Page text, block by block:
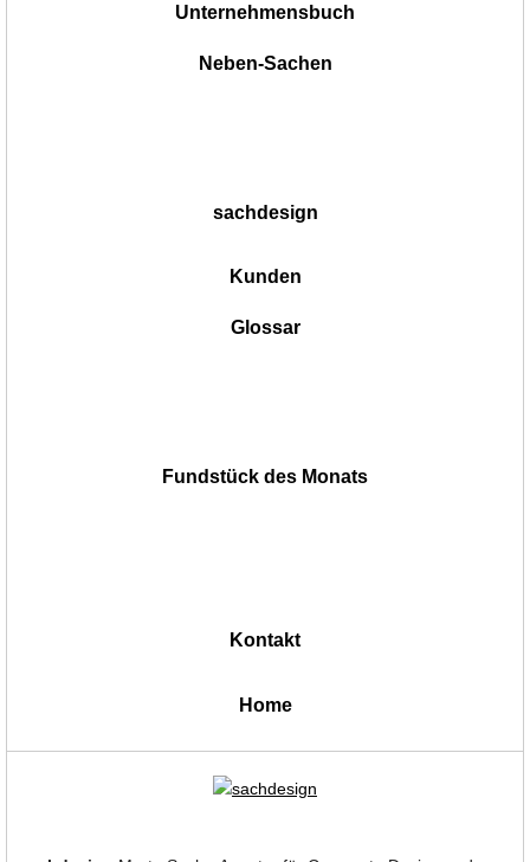
Unternehmensbuch
Neben-Sachen
sachdesign
Kunden
Glossar
Fundstück des Monats
Kontakt
Home